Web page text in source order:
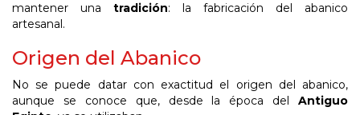
mantener una tradición: la fabricación del abanico
artesanal.
Origen del Abanico
No se puede datar con exactitud el origen del abanico,
aunque se conoce que, desde la época del Antiguo